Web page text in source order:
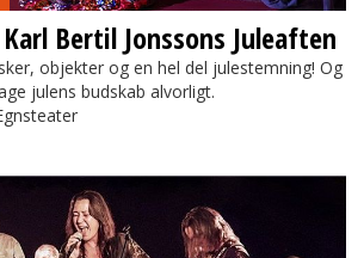
Bertil Jonssons Juleaften
objekter og en hel del julestemning! Og
julens budskab alvorligt.